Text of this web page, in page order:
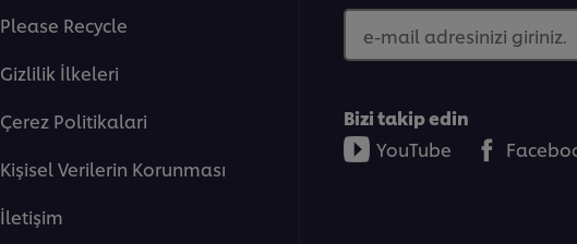
Please Recycle
Gi̇zli̇li̇k İlkeleri̇
Çerez Politikalari
Kişisel Verilerin Korunması
İletişim
e-mail adresinizi giriniz.
Bizi takip edin
YouTube